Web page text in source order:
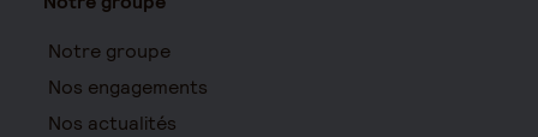
Notre groupe
Nos engagements
Nos actualités